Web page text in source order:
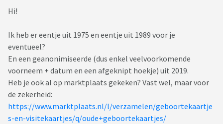
Hi!
Ik heb er eentje uit 1975 en eentje uit 1989 voor je
eventueel?
En een geanonimiseerde (dus enkel veelvoorkomende
voorneem + datum en een afgeknipt hoekje) uit 2019.
Heb je ook al op marktplaats gekeken? Vast wel, maar voor
de zekerheid:
https://www.marktplaats.nl/l/verzamelen/geboortekaartje
s-en-visitekaartjes/q/oude+geboortekaartjes/